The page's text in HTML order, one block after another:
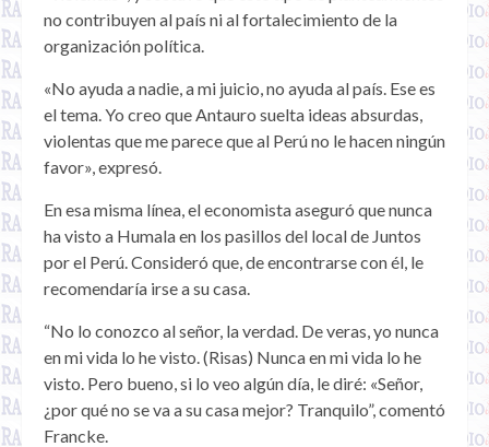
no contribuyen al país ni al fortalecimiento de la
organización política.
«No ayuda a nadie, a mi juicio, no ayuda al país. Ese es
el tema. Yo creo que Antauro suelta ideas absurdas,
violentas que me parece que al Perú no le hacen ningún
favor», expresó.
En esa misma línea, el economista aseguró que nunca
ha visto a Humala en los pasillos del local de Juntos
por el Perú. Consideró que, de encontrarse con él, le
recomendaría irse a su casa.
“No lo conozco al señor, la verdad. De veras, yo nunca
en mi vida lo he visto. (Risas) Nunca en mi vida lo he
visto. Pero bueno, si lo veo algún día, le diré: «Señor,
¿por qué no se va a su casa mejor? Tranquilo”, comentó
Francke.